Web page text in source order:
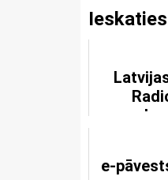
Ieskaties
e-